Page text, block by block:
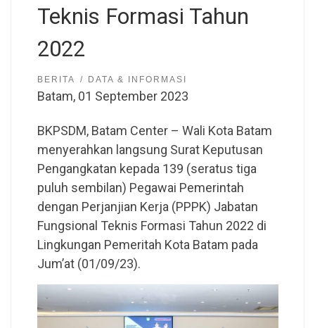
Teknis Formasi Tahun
2022
BERITA DATA & INFORMASI
Batam, 01 September 2023
BKPSDM, Batam Center – Wali Kota Batam
menyerahkan langsung Surat Keputusan
Pengangkatan kepada 139 (seratus tiga
puluh sembilan) Pegawai Pemerintah
dengan Perjanjian Kerja (PPPK) Jabatan
Fungsional Teknis Formasi Tahun 2022 di
Lingkungan Pemeritah Kota Batam pada
Jum’at (01/09/23).